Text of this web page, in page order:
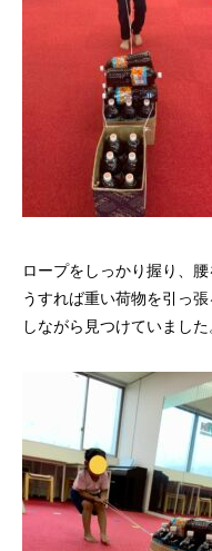
ロープをしっかり握り、
うすれば重い荷物を引っ
しながら見つけていました